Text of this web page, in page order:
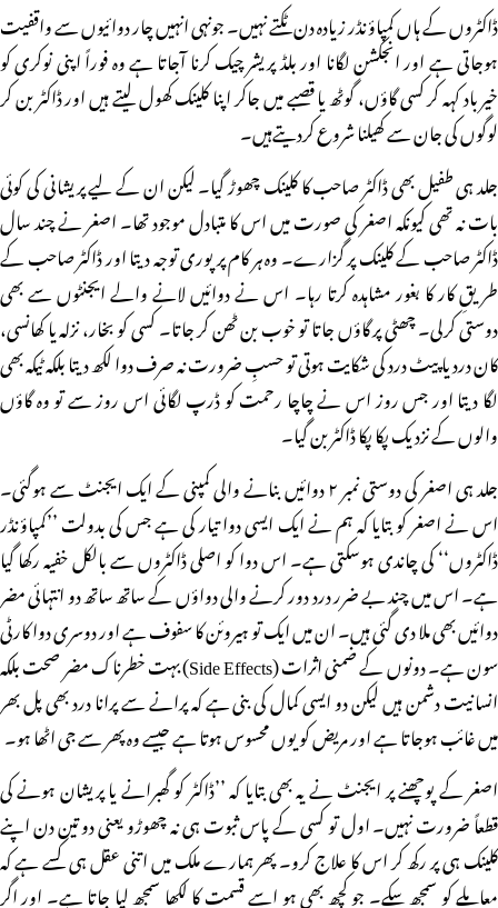
ڈاکٹروں کے ہاں کمپاؤنڈر زیادہ دن ٹکتے نہیں۔ جونہی انہیں چار دوائیوں سے واقفیت
ہوجاتی ہے اور انجکشن لگانا اور بلڈ پریشر چیک کرنا آجاتا ہے وہ فوراً اپنی نوکری کو
خیرباد کہہ کر کسی گاؤں، گوٹھ یا قصبے میں جاکر اپنا کلینک کھول لیتے ہیں اور ڈاکٹر بن کر
لوگوں کی جان سے کھیلنا شروع کردیتےہیں۔
جلد ہی طفیل بھی ڈاکٹر صاحب کا کلینک چھوڑ گیا۔ لیکن ان کے لیے پریشانی کی کوئی
بات نہ تھی کیونکہ اصغر کی صورت میں اس کا متبادل موجود تھا۔ اصغر نے چند سال
ڈاکٹر صاحب کے کلینک پر گزارے۔ وہ ہر کام پر پوری توجہ دیتا اور ڈاکٹر صاحب کے
طریقِ کار کا بغور مشاہدہ کرتا رہا۔ اس نے دوائیں لانے والے ایجنٹوں سے بھی
دوستی کرلی۔ چھٹی پر گاؤں جاتا تو خوب بن ٹھن کر جاتا۔ کسی کو بخار، نزلہ یا کھانسی،
کان درد یا پیٹ درد کی شکایت ہوتی تو حسبِ ضرورت نہ صرف دوا لکھ دیتا بلکہ ٹیکہ بھی
لگا دیتا اور جس روز اس نے چاچا رحمت کو ڈرپ لگائی اس روز سے تو وہ گاؤں
والوں کے نزدیک پکا پکا ڈاکٹر بن گیا۔
جلد ہی اصغر کی دوستی نمبر ۲ دوائیں بنانے والی کمپنی کے ایک ایجنٹ سے ہوگئی۔
اس نے اصغر کو بتایا کہ ہم نے ایک ایسی دوا تیار کی ہے جس کی بدولت ’’کمپاؤنڈر
ڈاکٹروں‘‘ کی چاندی ہوسکتی ہے۔ اس دوا کو اصلی ڈاکٹروں سے بالکل خفیہ رکھا گیا
ہے۔ اس میں چند بے ضرر درد دور کرنے والی دواؤں کے ساتھ ساتھ دو انتہائی مضر
دوائیں بھی ملا دی گئی ہیں۔ ان میں ایک تو ہیروئن کا سفوف ہے اور دوسری دوا کارٹی
سون ہے۔ دونوں کے ضمنی اثرات (Side Effects) بہت خطرناک مضر صحت بلکہ
انسانیت دشمن ہیں لیکن دو ایسی کمال کی بنی ہے کہ پرانے سے پرانا درد بھی پل بھر
میں غائب ہوجاتا ہے اور مریض کو یوں محسوس ہوتا ہے جیسے وہ پھر سے جی اٹھا ہو۔
اصغر کے پوچھنے پر ایجنٹ نے یہ بھی بتایا کہ ’’ڈاکٹر کو گھبرانے یا پریشان ہونے کی
قطعاً ضرورت نہیں۔ اول تو کسی کے پاس ثبوت ہی نہ چھوڑو یعنی دو تین دن اپنے
کلینک ہی پر رکھ کر اس کا علاج کرو۔ پھر ہمارے ملک میں اتنی عقل ہی کسے ہے کہ
معاملے کو سمجھ سکے۔ جو کچھ بھی ہو اسے قسمت کا لکھا سمجھ لیا جاتا ہے۔ اور اگر